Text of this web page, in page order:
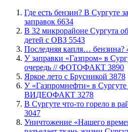
​Где есть бензин? В Сургуте
заправок 6634
В 32 микрорайоне Сургута
детей с ОВЗ 5543
​Последняя капля… бензина?
​У заправки «Газпром» в
очередь // ФОТОФАКТ 3890
Яркое лето с Брусникой 3878
У «Газпромнефти» в
ВИДЕОФАКТ 3278
​В Сургуте что-то горело
3047
​Уничтожение «Нашего